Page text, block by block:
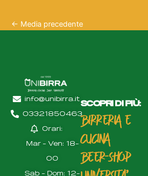
← Media precedente
info@unibirra.it
03321850463
Orari:
Mar - Ven: 18-
00
Sab - Dom: 12-
SCOPRI DI PIÙ:
BIRRERIA E
CUCINA
BEER-SHOP